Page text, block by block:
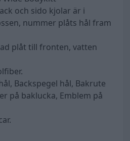
och sido kjolar är i
nummer plåts hål fram
plåt till fronten, vatten
Backspegel hål, Bakrute
på baklucka, Emblem på